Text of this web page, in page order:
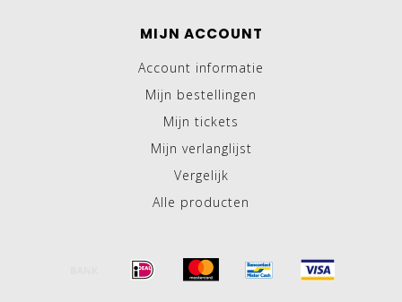
MIJN ACCOUNT
Account informatie
Mijn bestellingen
Mijn tickets
Mijn verlanglijst
Vergelijk
Alle producten